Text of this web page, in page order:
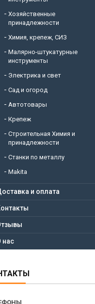
Хозяйственные
принадлежности
Химия, крепеж, СИЗ
Малярно-штукатурные
инструменты
Электрика и свет
Сад и огород
Автотовары
Крепеж
Строительная Химия и
принадлежности
Станки по металлу
Makita
и оплата
нас